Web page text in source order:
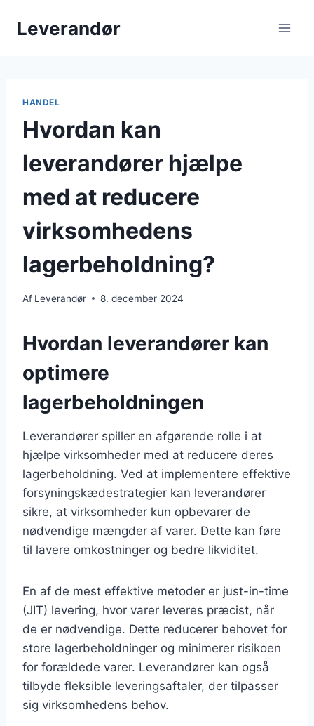
Leverandør
HANDEL
Hvordan kan
leverandører hjælpe
med at reducere
virksomhedens
lagerbeholdning?
Af Leverandør 8. december 2024
Hvordan leverandører kan
optimere
lagerbeholdningen
Leverandører spiller en afgørende rolle i at
hjælpe virksomheder med at reducere deres
lagerbeholdning. Ved at implementere effektive
forsyningskædestrategier kan leverandører
sikre, at virksomheder kun opbevarer de
nødvendige mængder af varer. Dette kan føre
til lavere omkostninger og bedre likviditet.
En af de mest effektive metoder er just-in-time
(JIT) levering, hvor varer leveres præcist, når
de er nødvendige. Dette reducerer behovet for
store lagerbeholdninger og minimerer risikoen
for forældede varer. Leverandører kan også
tilbyde fleksible leveringsaftaler, der tilpasser
sig virksomhedens behov.